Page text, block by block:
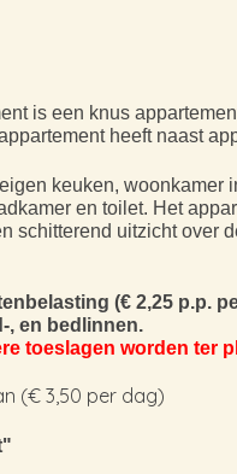
is een knus
heeft naast
keuken,
en toilet. Het
schitterend uitzicht over
(€ 2,25 p.p.
, en bedlinnen.
toeslagen worden ter
(€ 3,50 per dag)​